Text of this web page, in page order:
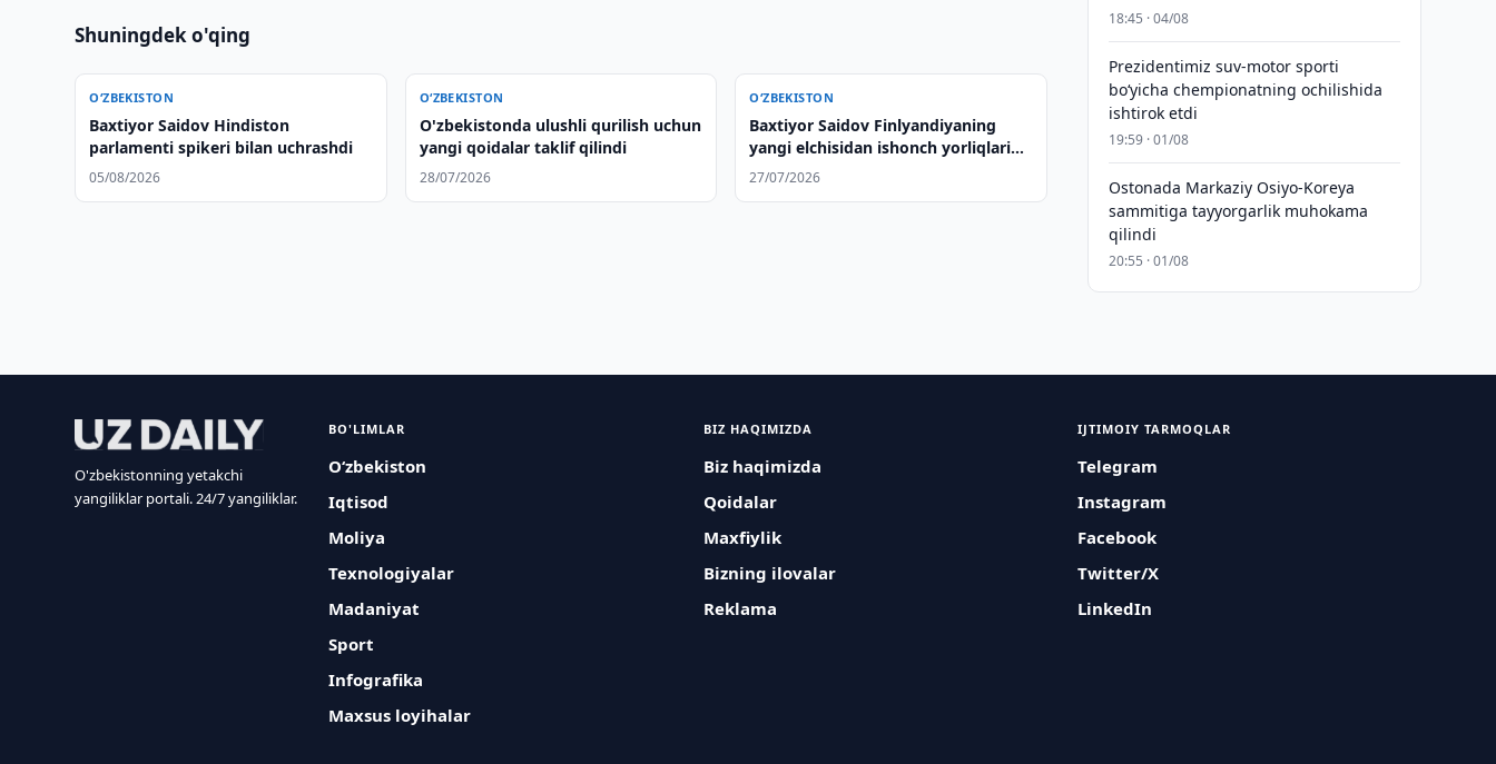
Shuningdek o'qing
O‘ZBEKISTON
Baxtiyor Saidov Hindiston
parlamenti spikeri bilan uchrashdi
05/08/2026
O‘ZBEKISTON
O'zbekistonda ulushli qurilish uchun
yangi qoidalar taklif qilindi
28/07/2026
O‘ZBEKISTON
Baxtiyor Saidov Finlyandiyaning
yangi elchisidan ishonch yorliqlarini
qabul qildi
27/07/2026
18:45 · 04/08
Prezidentimiz suv-motor sporti
bo‘yicha chempionatning ochilishida
ishtirok etdi
19:59 · 01/08
Ostonada Markaziy Osiyo-Koreya
sammitiga tayyorgarlik muhokama
qilindi
20:55 · 01/08
O'zbekistonning yetakchi
yangiliklar portali. 24/7 yangiliklar.
BO'LIMLAR
O‘zbekiston
Iqtisod
Moliya
Texnologiyalar
Madaniyat
Sport
Infografika
Maxsus loyihalar
BIZ HAQIMIZDA
Biz haqimizda
Qoidalar
Maxfiylik
Bizning ilovalar
Reklama
IJTIMOIY TARMOQLAR
Telegram
Instagram
Facebook
Twitter/X
LinkedIn